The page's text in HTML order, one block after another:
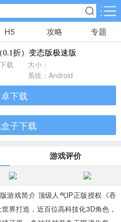
H5分类
侠手游
2491款手游
略塔防
款手游
488款手游
12款手游
款手游
308款手游
H5 攻略 专题
折）变态版极速版
载
大小：
系统：Android
下载
子下载
游戏评价
游戏简介 顶级人气IP正版授权《吞
界打造，近百位高科技化3D角色，